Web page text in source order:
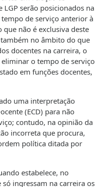
LGP serão posicionados na
de serviço anterior à
que não é exclusiva deste
no âmbito do que
docentes na carreira, o
o tempo de serviço
em funções docentes,
uma interpretação
(ECD) para não
contudo, na opinião da
incorreta que procura,
política ditada por
estabelece, no
ingressam na carreira os